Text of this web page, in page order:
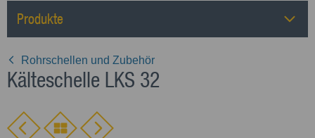
Produkte
Rohrschellen und Zubehör
Kälteschelle LKS 32